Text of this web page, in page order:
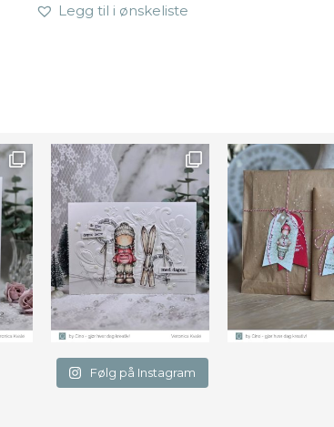
Legg til i ønskeliste
Farge
Følg på Instagram